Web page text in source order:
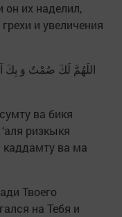
он их наделил,
и увеличения
اللَهُمَّ لَكَ صُمْتُ وَ بِكَ
ва бикя
ризкыкя
ва ма
Твоего
на Тебя и